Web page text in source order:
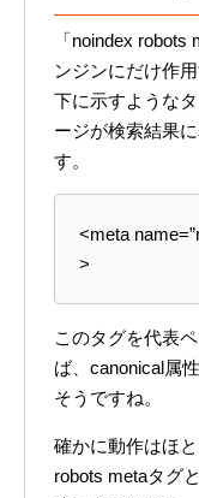
「noindex
ンジンにだけ作
下に示すような
ージが検索結果
す。
<meta
>
このタグを代表
ば、canonical属
そうですね。
確かに動作はほ
robots metaタグ